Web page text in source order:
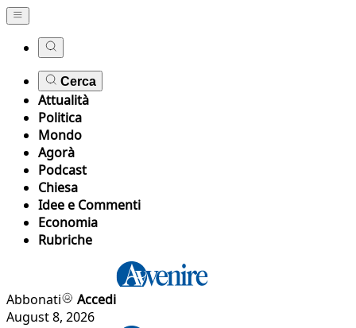
Cerca
Attualità
Politica
Mondo
Agorà
Podcast
Chiesa
Idee e Commenti
Economia
Rubriche
Abbonati
Accedi
August 8, 2026